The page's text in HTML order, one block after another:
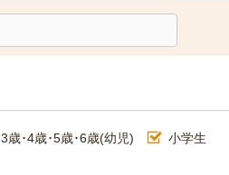
3歳･4歳･5歳･6歳(幼児)
小学生